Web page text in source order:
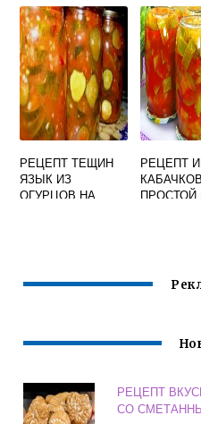
В ДУХОВКЕ С
СЫРОМ И
ЧЕСНОКОМ
БЫСТРОГО
РЕЦЕПТ ТЕЩИН
ЯЗЫК ИЗ
ОГУРЦОВ НА
РЕЦЕПТ
КАБАЧКОВ
ПРОСТОЙ
РЕЦЕПТ
СО